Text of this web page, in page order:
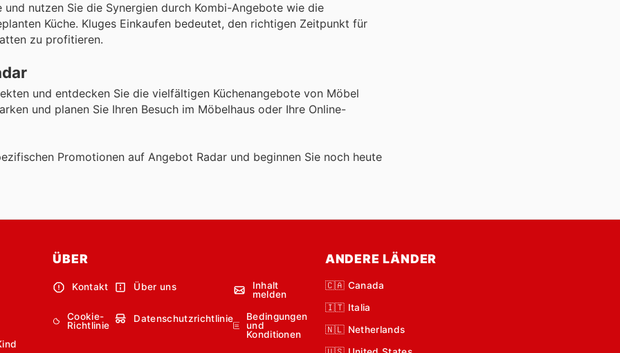
nutzen Sie die Synergien durch Kombi-Angebote wie die
Küche. Kluges Einkaufen bedeutet, den richtigen Zeitpunkt für
zu profitieren.
und entdecken Sie die vielfältigen Küchenangebote von Möbel
und planen Sie Ihren Besuch im Möbelhaus oder Ihre Online-
Promotionen auf Angebot Radar und beginnen Sie noch heute
ÜBER
Kontakt Über uns
Inhalt
melden
Cookie-
Richtlinie
Datenschutzrichtlinie
Bedingungen
und
Konditionen
ANDERE LÄNDER
🇨🇦 Canada
🇮🇹 Italia
🇳🇱 Netherlands